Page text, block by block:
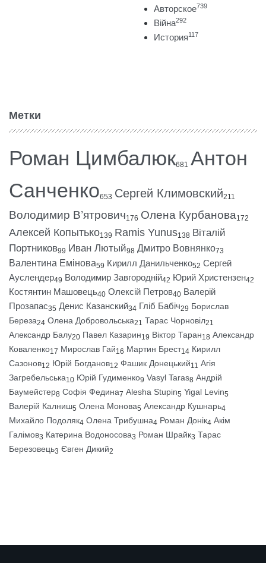
Авторское739
Війна292
История117
Метки
Роман Цимбалюк681 Антон
Санченко653 Сергей Климовский211
Володимир В’ятрович176 Олена Курбанова172
Алексей Копытько139 Ramis Yunus138 Віталій
Портников99 Иван Лютый98 Дмитро Вовнянко73
Валентина Емінова59 Кирилл Данильченко52 Сергей
Ауслендер49 Володимир Завгородній42 Юрий Христензен42
Костянтин Машовець40 Олексій Петров40 Валерій
Прозапас35 Денис Казанский34 Гліб Бабіч29 Борислав
Береза24 Олена Добровольська21 Тарас Чорновіл21
Александр Балу20 Павел Казарин19 Віктор Таран18 Александр
Коваленко17 Мирослав Гай16 Мартин Брест14 Кирилл
Сазонов12 Юрій Богданов12 Фашик Донецький11 Агія
Загребельська10 Юрій Гудименко9 Vasyl Taras8 Андрій
Баумейстер8 Софія Федина7 Alesha Stupin5 Yigal Levin5
Валерій Калниш5 Олена Монова5 Александр Кушнарь4
Михайло Подоляк4 Олена Трибушна4 Роман Донік4 Акім
Галімов3 Катерина Водоносова3 Роман Шрайк3 Тарас
Березовець3 Євген Дикий2